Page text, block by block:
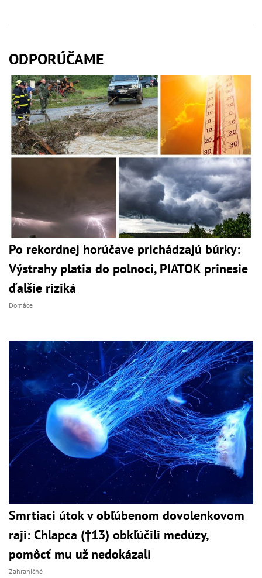
ODPORÚČAME
Po rekordnej horúčave prichádzajú búrky:
Výstrahy platia do polnoci, PIATOK prinesie
ďalšie riziká
Domáce
Smrtiaci útok v obľúbenom dovolenkovom
raji: Chlapca (†13) obkľúčili medúzy,
pomôcť mu už nedokázali
Zahraničné